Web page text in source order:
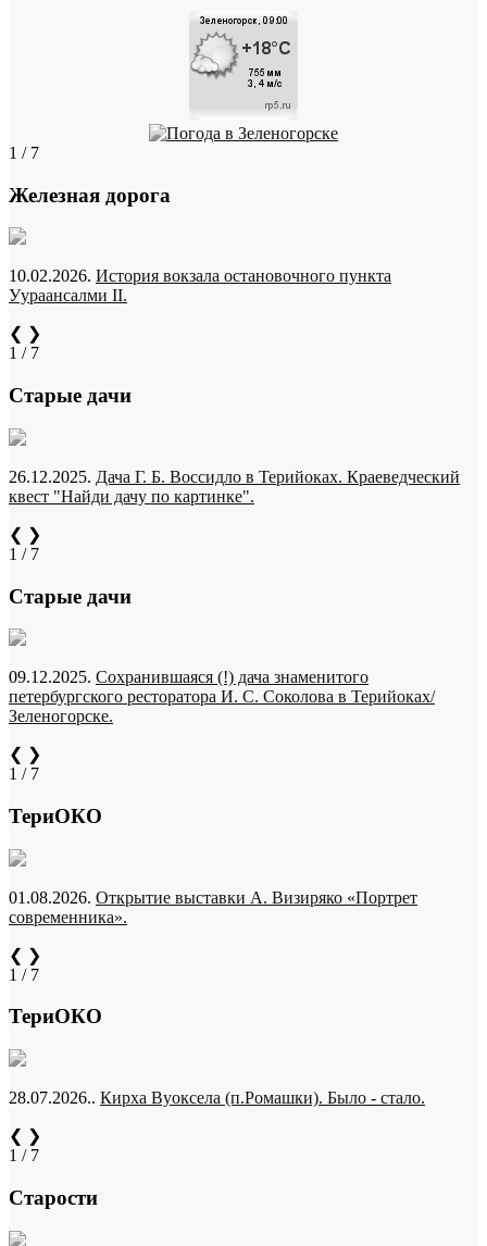
1 / 7
Железная дорога
10.02.2026. История вокзала остановочного пункта
Уураансалми II.
❮ ❯
1 / 7
Старые дачи
26.12.2025. Дача Г. Б. Воссидло в Терийоках. Краеведческий
квест "Найди дачу по картинке".
❮ ❯
1 / 7
Старые дачи
09.12.2025. Сохранившаяся (!) дача знаменитого
петербургского ресторатора И. С. Соколова в Терийоках/
Зеленогорске.
❮ ❯
1 / 7
ТериОКО
01.08.2026. Открытие выставки А. Визиряко «Портрет
современника».
❮ ❯
1 / 7
ТериОКО
28.07.2026.. Кирха Вуоксела (п.Ромашки). Было - стало.
❮ ❯
1 / 7
Старости